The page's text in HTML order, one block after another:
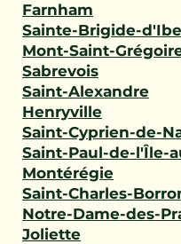
Farnham
Sainte-Brigide-
Mont-Saint-
Sabrevois
Saint-Alexandre
Henryville
Saint-Cyprien-de-
Saint-Paul-de-l'Île-
Montérégie
Saint-Charles-
Notre-Dame-des-
Joliette